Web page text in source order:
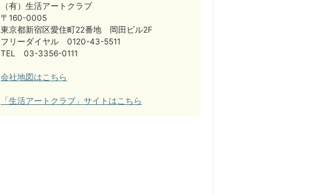
（有）生活アートクラブ
〒160-0005
東京都新宿区愛住町22番地 岡田ビル2F
フリーダイヤル 0120-43-5511
TEL 03-3356-0111
会社地図はこちら
「生活アートクラブ」サイトはこちら